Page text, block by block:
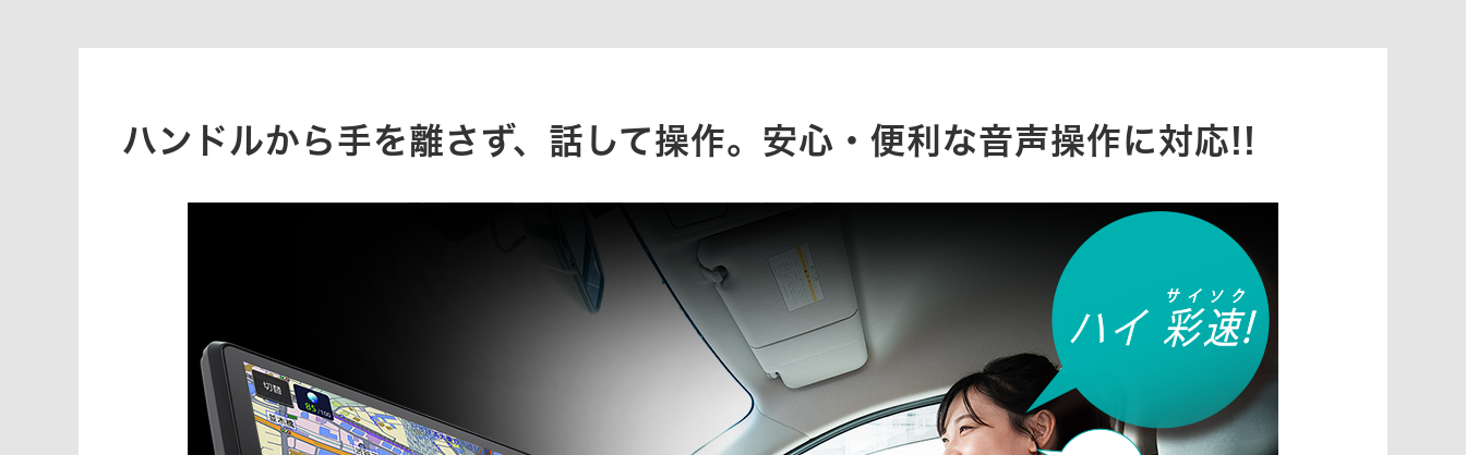
ハンドルから手を離さず、話して操作。安心・便利な音声操作に対応!!